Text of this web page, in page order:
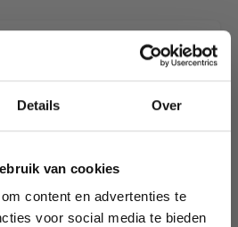
Details Over
van cookies
content en advertenties te
voor social media te bieden
sofa design that
sofa with unique features.
out mechanism gives you an
method as well
you at day and night.
informatie